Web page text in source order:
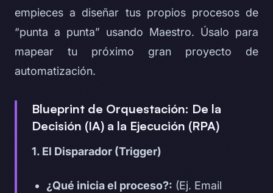
empieces a diseñar tus propios procesos de
“punta a punta” usando Maestro. Úsalo para
mapear tu próximo gran proyecto de
automatización.
Blueprint de Orquestación: De la
Decisión (IA) a la Ejecución (RPA)
1. El Disparador (Trigger)
¿Qué inicia el proceso?: (Ej. Email